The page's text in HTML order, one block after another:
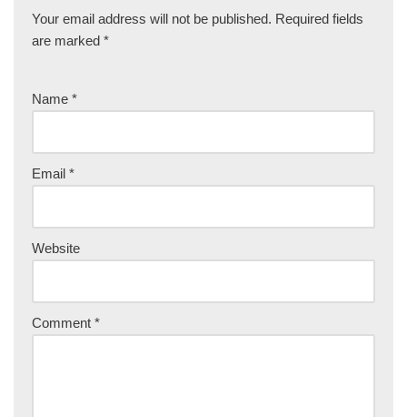
Your email address will not be published. Required fields
are marked *
Name *
Email *
Website
Comment *